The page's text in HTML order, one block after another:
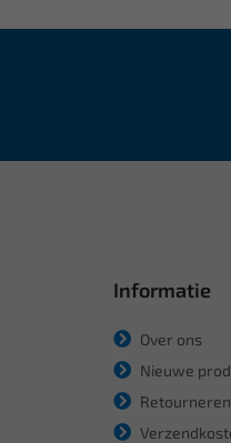
Informatie
Over ons
Nieuwe
Retourneren